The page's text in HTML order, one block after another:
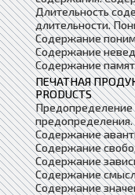
Длительность
длительности.
Содержание
Содержание
Содержание
ПЕЧАТНАЯ
PRODUCTS
Содержание
Содержание
Содержание
Содержание
Содержание